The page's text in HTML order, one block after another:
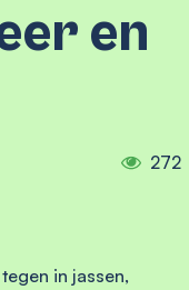
en
272
in jassen,